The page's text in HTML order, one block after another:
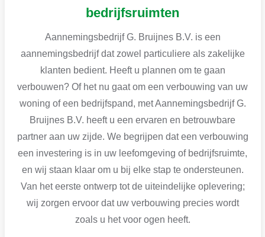
bedrijfsruimten
Aannemingsbedrijf G. Bruijnes B.V. is een
aannemingsbedrijf dat zowel particuliere als zakelijke
klanten bedient. Heeft u plannen om te gaan
verbouwen? Of het nu gaat om een verbouwing van uw
woning of een bedrijfspand, met Aannemingsbedrijf G.
Bruijnes B.V. heeft u een ervaren en betrouwbare
partner aan uw zijde. We begrijpen dat een verbouwing
een investering is in uw leefomgeving of bedrijfsruimte,
en wij staan klaar om u bij elke stap te ondersteunen.
Van het eerste ontwerp tot de uiteindelijke oplevering;
wij zorgen ervoor dat uw verbouwing precies wordt
zoals u het voor ogen heeft.